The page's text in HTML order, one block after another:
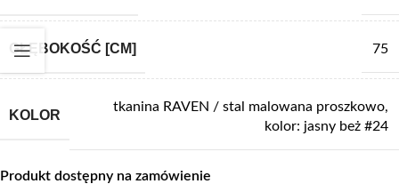
GŁĘBOKOŚĆ [CM] 75
KOLOR
tkanina RAVEN / stal malowana proszkowo,
kolor: jasny beż #24
Produkt dostępny na zamówienie